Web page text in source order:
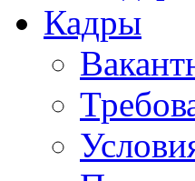
Кадры